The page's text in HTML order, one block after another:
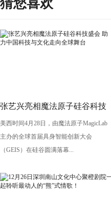
猜您喜欢
张艺兴亮相魔法原子硅谷科技
盛会 助力中国科技与文化走向
全球舞台
美西时间4月28日，由魔法原子MagicLab
主办的全球首届具身智能创新大会
（GEIS）在硅谷圆满落幕...